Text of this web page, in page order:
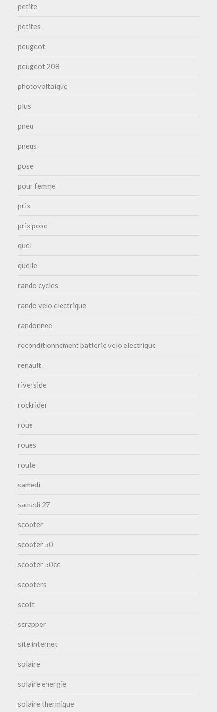
petite
petites
peugeot
peugeot 208
photovoltaique
plus
pneu
pneus
pose
pour femme
prix
prix pose
quel
quelle
rando cycles
rando velo electrique
randonnee
reconditionnement batterie velo electrique
renault
riverside
rockrider
roue
roues
route
samedi
samedi 27
scooter
scooter 50
scooter 50cc
scooters
scott
scrapper
site internet
solaire
solaire energie
solaire thermique